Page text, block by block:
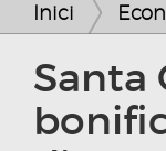
Inici
Santa